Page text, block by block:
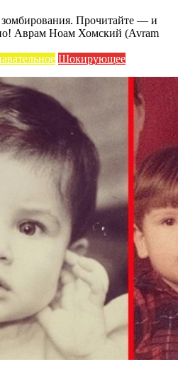
Прочитайте — и
Аврам Ноам Хомский (Avram
Шокирующее